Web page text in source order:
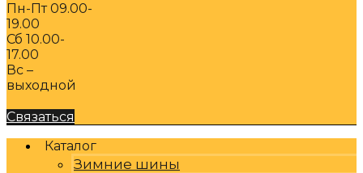
Пн-Пт 09.00-
19.00
Сб 10.00-
17.00
Вс –
выходной
Связаться
Каталог
Зимние шины